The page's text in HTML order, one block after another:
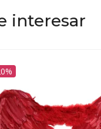
interesar